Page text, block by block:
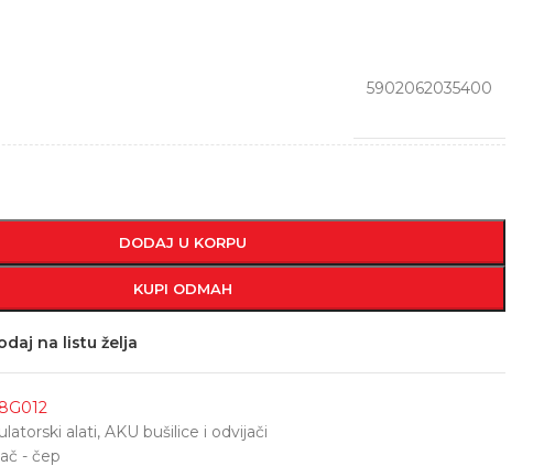
5902062035400
DODAJ U KORPU
KUPI ODMAH
na listu želja
alati, AKU bušilice i odvijači
- čep